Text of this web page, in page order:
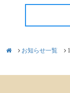
お知らせ一覧